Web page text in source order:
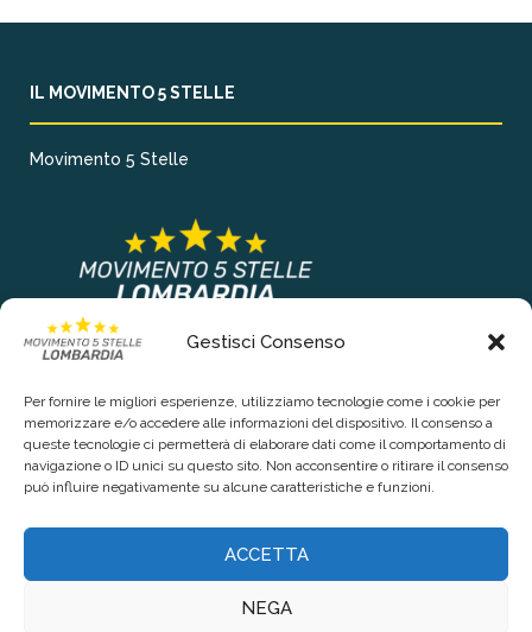
Gestisci Consenso
Per fornire le migliori esperienze, utilizziamo tecnologie come i cookie per
memorizzare e/o accedere alle informazioni del dispositivo. Il consenso a
queste tecnologie ci permetterà di elaborare dati come il comportamento di
navigazione o ID unici su questo sito. Non acconsentire o ritirare il consenso
può influire negativamente su alcune caratteristiche e funzioni.
ACCETTA
NEGA
IL MOVIMENTO 5 STELLE
Movimento 5 Stelle
COLLEGAMENTI PRINCIPALI
Contattaci
Privacy Policy